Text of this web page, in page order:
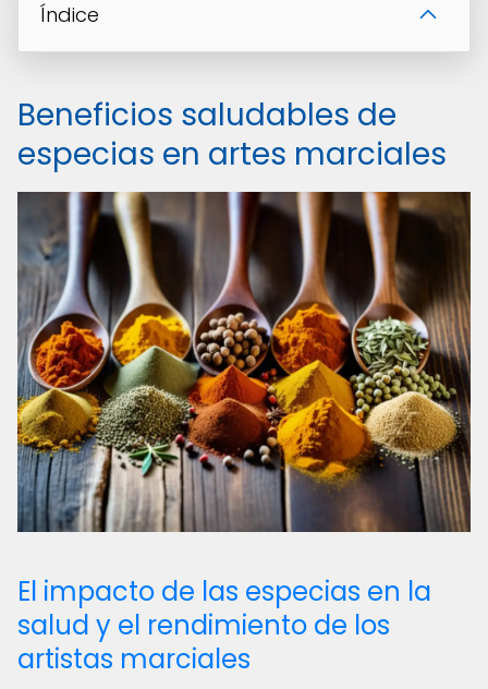
Índice
Beneficios saludables de
especias en artes marciales
El impacto de las especias en la
salud y el rendimiento de los
artistas marciales